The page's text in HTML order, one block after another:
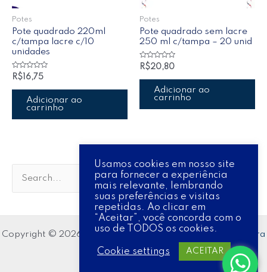
Potes
Pote quadrado 220ml
c/tampa lacre c/10
unidades
Avaliação
0
de
R$ 16,75
Adicionar ao
carrinho
Potes
Pote quadrado sem lacre
250 ml c/tampa – 20 unid
Avaliação
0
de
R$20,80
Adicionar ao
carrinho
Copyright © 2026 KM Embalagens | Powered byTema Astra
para WordPress
Usamos cookies em nosso site
para fornecer a experiência
mais relevante, lembrando
suas preferências e visitas
repetidas. Ao clicar em
“Aceitar”, você concorda com o
uso de TODOS os cookies.
Cookie settings ACEITAR